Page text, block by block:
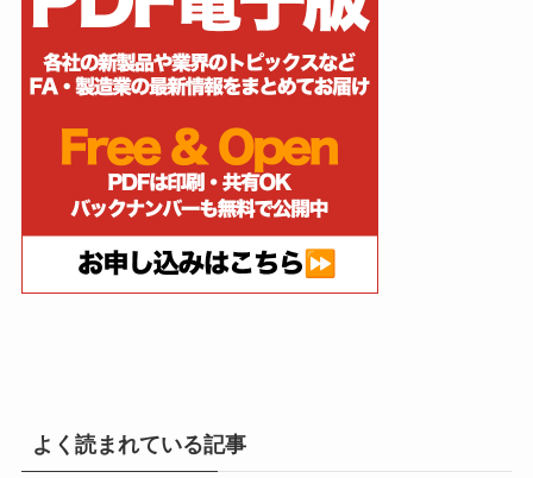
よく読まれている記事